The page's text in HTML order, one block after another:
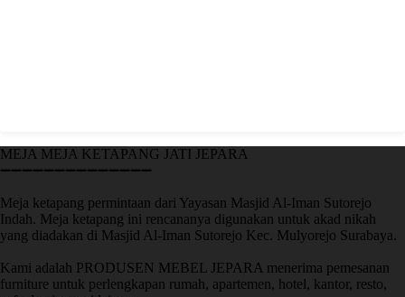
MEJA MEJA KETAPANG JATI JEPARA
➖➖➖➖➖➖➖➖➖➖➖➖➖➖
Meja ketapang permintaan dari Yayasan Masjid Al-Iman Sutorejo
Indah. Meja ketapang ini rencananya digunakan untuk akad nikah
yang diadakan di Masjid Al-Iman Sutorejo Kec. Mulyorejo Surabaya.
Kami adalah PRODUSEN MEBEL JEPARA menerima pemesanan
furniture untuk perlengkapan rumah, apartemen, hotel, kantor, resto,